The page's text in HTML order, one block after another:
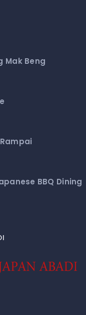
Mak Beng
BBQ Dining